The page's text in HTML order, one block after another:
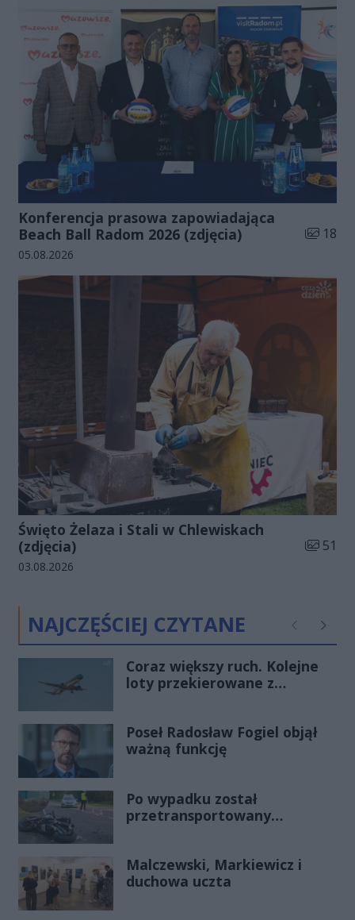
Konferencja prasowa zapowiadająca
Beach Ball Radom 2026 (zdjęcia)
Liczba
18
Data dodania galerii:
05.08.2026
Święto Żelaza i Stali w Chlewiskach
(zdjęcia)
Liczba
51
Data dodania galerii:
03.08.2026
NAJCZĘŚCIEJ CZYTANE Poprzednie
Coraz większy ruch. Kolejne
loty przekierowane z
Poseł Radosław Fogiel objął
ważną funkcję
Po wypadku został
przetransportowany
Malczewski, Markiewicz i
duchowa uczta